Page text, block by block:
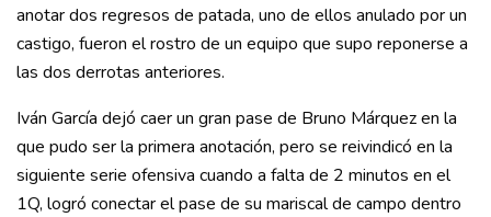
anotar dos regresos de patada, uno de ellos anulado por un
castigo, fueron el rostro de un equipo que supo reponerse a
las dos derrotas anteriores.
Iván García dejó caer un gran pase de Bruno Márquez en la
que pudo ser la primera anotación, pero se reivindicó en la
siguiente serie ofensiva cuando a falta de 2 minutos en el
1Q, logró conectar el pase de su mariscal de campo dentro